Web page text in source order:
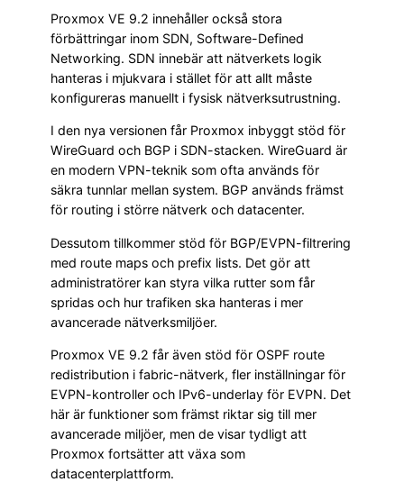
Proxmox VE 9.2 innehåller också stora
förbättringar inom SDN, Software-Defined
Networking. SDN innebär att nätverkets logik
hanteras i mjukvara i stället för att allt måste
konfigureras manuellt i fysisk nätverksutrustning.
I den nya versionen får Proxmox inbyggt stöd för
WireGuard och BGP i SDN-stacken. WireGuard är
en modern VPN-teknik som ofta används för
säkra tunnlar mellan system. BGP används främst
för routing i större nätverk och datacenter.
Dessutom tillkommer stöd för BGP/EVPN-filtrering
med route maps och prefix lists. Det gör att
administratörer kan styra vilka rutter som får
spridas och hur trafiken ska hanteras i mer
avancerade nätverksmiljöer.
Proxmox VE 9.2 får även stöd för OSPF route
redistribution i fabric-nätverk, fler inställningar för
EVPN-kontroller och IPv6-underlay för EVPN. Det
här är funktioner som främst riktar sig till mer
avancerade miljöer, men de visar tydligt att
Proxmox fortsätter att växa som
datacenterplattform.